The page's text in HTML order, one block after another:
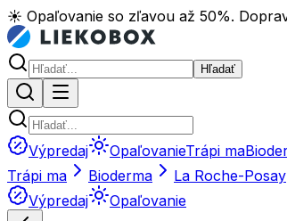
☀️ Opaľovanie so zľavou až 50%.
Hľadať
Výpredaj OpaľovanieTrápi ma
Trápi ma
Bioderma La Roche-Posay
Výpredaj
Opaľovanie